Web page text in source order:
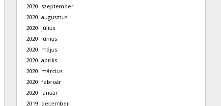
2020. szeptember
2020. augusztus
2020. július
2020. június
2020. május
2020. április
2020. március
2020. február
2020. január
2019. december